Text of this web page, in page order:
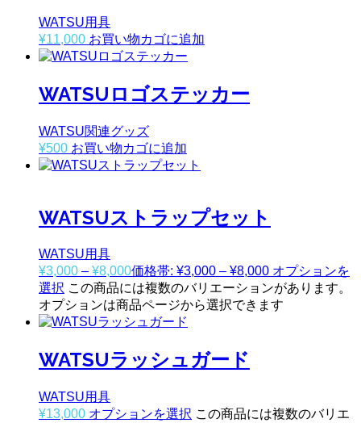
WATSU用具
¥11,000 お買い物カゴに追加
WATSUロゴステッカー
WATSU関連グッズ
¥500 お買い物カゴに追加
WATSUストラップセット
WATSU用具
¥3,000 – ¥8,000価格帯: ¥3,000 – ¥8,000 オプションを
選択 この商品には複数のバリエーションがあります。
オプションは商品ページから選択できます
WATSUラッシュガード
WATSU用具
¥13,000 オプションを選択 この商品には複数のバリエ